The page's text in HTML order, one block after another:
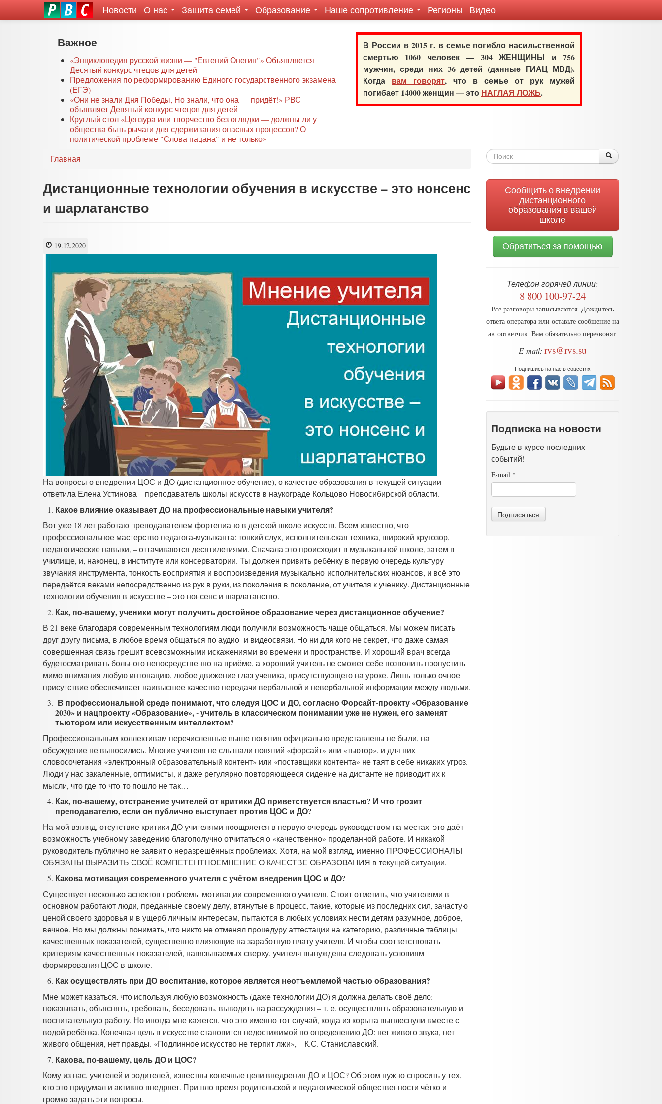
Новости О нас Защита семей Образование Наше сопротивление Регионы Видео
Важное
«Энциклопедия русской жизни — "Евгений Онегин"» Объявляется
Десятый конкурс чтецов для детей
Предложения по реформированию Единого государственного экзамена
(ЕГЭ)
«Они не знали Дня Победы, Но знали, что она — придёт!» РВС
объявляет Девятый конкурс чтецов для детей
Круглый стол «Цензура или творчество без оглядки — должны ли у
общества быть рычаги для сдерживания опасных процессов? О
политической проблеме "Слова пацана" и не только»
В России в 2015 г. в семье погибло насильственной
смертью 1060 человек — 304 ЖЕНЩИНЫ и 756
мужчин, среди них 36 детей (данные ГИАЦ МВД).
Когда вам говорят, что в семье от рук мужей
погибает 14000 женщин — это НАГЛАЯ ЛОЖЬ.
Главная
Дистанционные технологии обучения в искусстве – это нонсенс
и шарлатанство
19.12.2020
На вопросы о внедрении ЦОС и ДО (дистанционное обучение), о качестве образования в текущей ситуации
ответила Елена Устинова – преподаватель школы искусств в наукограде Кольцово Новосибирской области.
Какое влияние оказывает ДО на профессиональные навыки учителя?
Вот уже 18 лет работаю преподавателем фортепиано в детской школе искусств. Всем известно, что
профессиональное мастерство педагога-музыканта: тонкий слух, исполнительская техника, широкий кругозор,
педагогические навыки, – оттачиваются десятилетиями. Сначала это происходит в музыкальной школе, затем в
училище, и, наконец, в институте или консерватории. Ты должен привить ребёнку в первую очередь культуру
звучания инструмента, тонкость восприятия и воспроизведения музыкально-исполнительских нюансов, и всё это
передаётся веками непосредственно из рук в руки, из поколения в поколение, от учителя к ученику. Дистанционные
технологии обучения в искусстве – это нонсенс и шарлатанство.
Как, по-вашему, ученики могут получить достойное образование через дистанционное обучение?
В 21 веке благодаря современным технологиям люди получили возможность чаще общаться. Мы можем писать
друг другу письма, в любое время общаться по аудио- и видеосвязи. Но ни для кого не секрет, что даже самая
совершенная связь грешит всевозможными искажениями во времени и пространстве. И хороший врач всегда
будетосматривать больного непосредственно на приёме, а хороший учитель не сможет себе позволить пропустить
мимо внимания любую интонацию, любое движение глаз ученика, присутствующего на уроке. Лишь только очное
присутствие обеспечивает наивысшее качество передачи вербальной и невербальной информации между людьми.
В профессиональной среде понимают, что следуя ЦОС и ДО, согласно Форсайт-проекту «Образование
2030» и нацпроекту «Образование», - учитель в классическом понимании уже не нужен, его заменят
тьютором или искусственным интеллектом?
Профессиональным коллективам перечисленные выше понятия официально представлены не были, на
обсуждение не выносились. Многие учителя не слышали понятий «форсайт» или «тьютор», и для них
словосочетания «электронный образовательный контент» или «поставщики контента» не таят в себе никаких угроз.
Люди у нас закаленные, оптимисты, и даже регулярно повторяющееся сидение на дистанте не приводит их к
мысли, что где-то что-то пошло не так…
Как, по-вашему, отстранение учителей от критики ДО приветствуется властью? И что грозит
преподавателю, если он публично выступает против ЦОС и ДО?
На мой взгляд, отсутствие критики ДО учителями поощряется в первую очередь руководством на местах, это даёт
возможность учебному заведению благополучно отчитаться о «качественно» проделанной работе. И никакой
руководитель публично не заявит о неразрешённых проблемах. Хотя, на мой взгляд, именно ПРОФЕССИОНАЛЫ
ОБЯЗАНЫ ВЫРАЗИТЬ СВОЁ КОМПЕТЕНТНОЕМНЕНИЕ О КАЧЕСТВЕ ОБРАЗОВАНИЯ в текущей ситуации.
Какова мотивация современного учителя с учётом внедрения ЦОС и ДО?
Существует несколько аспектов проблемы мотивации современного учителя. Стоит отметить, что учителями в
основном работают люди, преданные своему делу, втянутые в процесс, такие, которые из последних сил, зачастую
ценой своего здоровья и в ущерб личным интересам, пытаются в любых условиях нести детям разумное, доброе,
вечное. Но мы должны понимать, что никто не отменял процедуру аттестации на категорию, различные таблицы
качественных показателей, существенно влияющие на заработную плату учителя. И чтобы соответствовать
критериям качественных показателей, навязываемых сверху, учителя вынуждены следовать условиям
формирования ЦОС в школе.
Как осуществлять при ДО воспитание, которое является неотъемлемой частью образования?
Мне может казаться, что используя любую возможность (даже технологии ДО) я должна делать своё дело:
показывать, объяснять, требовать, беседовать, выводить на рассуждения – т. е. осуществлять образовательную и
воспитательную работу. Но иногда мне кажется, что это именно тот случай, когда из корыта выплеснули вместе с
водой ребёнка. Конечная цель в искусстве становится недостижимой по определению ДО: нет живого звука, нет
живого общения, нет правды. «Подлинное искусство не терпит лжи», – К.С. Станиславский.
Какова, по-вашему, цель ДО и ЦОС?
Кому из нас, учителей и родителей, известны конечные цели внедрения ДО и ЦОС? Об этом нужно спросить у тех,
кто это придумал и активно внедряет. Пришло время родительской и педагогической общественности чётко и
громко задать эти вопросы.
Форма
Поиск
Сообщить о внедрении
дистанционного
образования в вашей
школе
Обратиться за помощью
Телефон горячей линии:
8 800 100-97-24
Все разговоры записываются. Дождитесь
ответа оператора или оставьте сообщение на
автоответчик. Вам обязательно перезвонят.
E-mail: rvs@rvs.su
Подпишись на нас в соцсетях
Подписка на новости
Будьте в курсе последних
событий!
E-mail *
Подписаться